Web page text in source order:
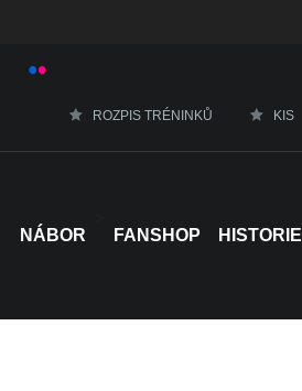
ROZPIS TRÉNINKŮ KIS
NÁBOR FANSHOP HISTORIE